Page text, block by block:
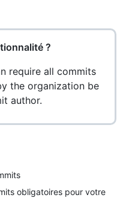
?
require all commits
the organization be
author.
obligatoires pour votre